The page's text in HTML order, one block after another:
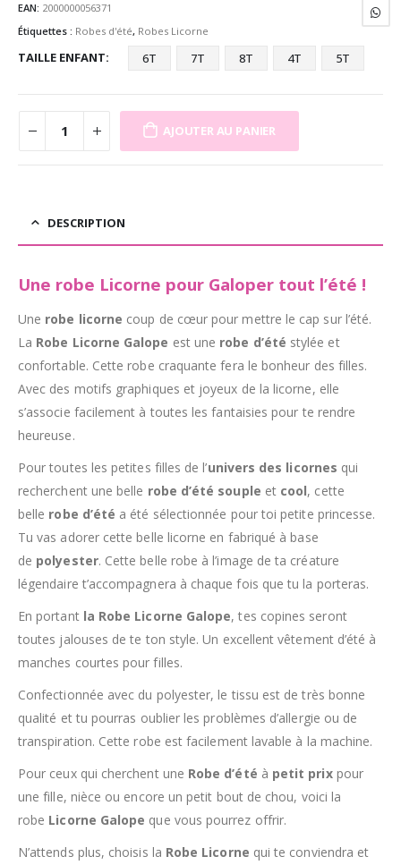
EAN: 2000000056371
Étiquettes : Robes d'été, Robes Licorne
TAILLE ENFANT 6T 7T 8T 4T 5T
AJOUTER AU PANIER
DESCRIPTION
Une robe Licorne pour Galoper tout l’été !
Une robe licorne coup de cœur pour mettre le cap sur l’été.
La Robe Licorne Galope est une robe d’été stylée et
confortable. Cette robe craquante fera le bonheur des filles.
Avec des motifs graphiques et joyeux de la licorne, elle
s’associe facilement à toutes les fantaisies pour te rendre
heureuse.
Pour toutes les petites filles de l’univers des licornes qui
recherchent une belle robe d’été souple et cool, cette
belle robe d’été a été sélectionnée pour toi petite princesse.
Tu vas adorer cette belle licorne en fabriqué à base
de polyester. Cette belle robe à l’image de ta créature
légendaire t’accompagnera à chaque fois que tu la porteras.
En portant la Robe Licorne Galope, tes copines seront
toutes jalouses de te ton style. Un excellent vêtement d’été à
manches courtes pour filles.
Confectionnée avec du polyester, le tissu est de très bonne
qualité et tu pourras oublier les problèmes d’allergie ou de
transpiration. Cette robe est facilement lavable à la machine.
Pour ceux qui cherchent une Robe d’été à petit prixpour
une fille, nièce ou encore un petit bout de chou, voici la
robe Licorne Galope que vous pourrez offrir.
N’attends plus, choisis la Robe Licorne qui te conviendra et